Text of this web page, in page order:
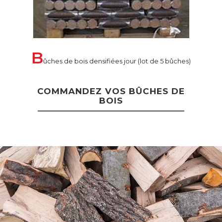
Bûches de bois densifiées jour (lot de 5 bûches)
COMMANDEZ VOS BÛCHES DE
BOIS